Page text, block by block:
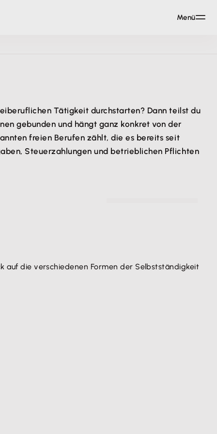
Tätigkeit durchstarten? Dann teilst du
gebunden und hängt ganz konkret von der
freien Berufen zählt, die es bereits seit
Steuerzahlungen und betrieblichen Pflichten
auf die verschiedenen Formen der Selbstständigkeit
Menü